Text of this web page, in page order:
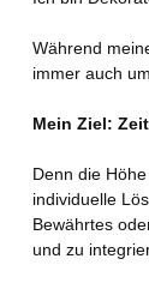
Während
immer auch
Mein Ziel:
Denn die
individuelle
Bewährtes
und zu